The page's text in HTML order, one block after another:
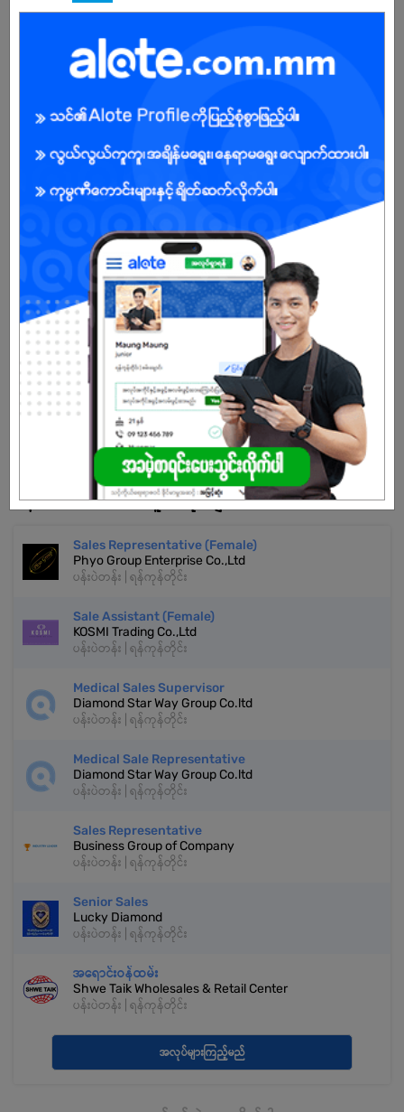
အခွင့်အရေးရှိသူ : မ
သက်တမ်းကုန်သွားပါပြီ
အကောင့်မရှိသေးဘူးလား?
မှတ်ပုံတင်မယ်
နောက်ထပ်အလားတူအလုပ်များ
Sales Representative (Female)
Phyo Group Enterprise Co.,Ltd
ပန်းပဲတန်း | ရန်ကုန်တိုင်း
Sale Assistant (Female)
KOSMI Trading Co.,Ltd
ပန်းပဲတန်း | ရန်ကုန်တိုင်း
Medical Sales Supervisor
Diamond Star Way Group Co.ltd
ပန်းပဲတန်း | ရန်ကုန်တိုင်း
Medical Sale Representative
Diamond Star Way Group Co.ltd
ပန်းပဲတန်း | ရန်ကုန်တိုင်း
Sales Representative
Business Group of Company
ပန်းပဲတန်း | ရန်ကုန်တိုင်း
Senior Sales
Lucky Diamond
ပန်းပဲတန်း | ရန်ကုန်တိုင်း
အရောင်းဝန်ထမ်း
Shwe Taik Wholesales & Retail Center
ပန်းပဲတန်း | ရန်ကုန်တိုင်း
အလုပ်များကြည့်မည်